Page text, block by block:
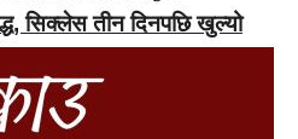
सिक्लेस तीन दिनपछि खुल्यो